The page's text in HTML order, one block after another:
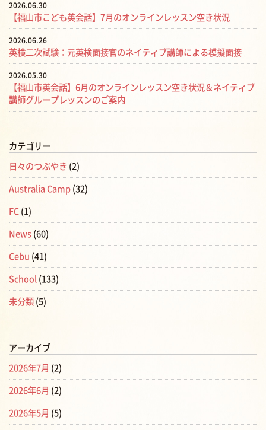
2026.06.30
【福山市こども英会話】7月のオンラインレッスン空き状況
2026.06.26
英検二次試験：元英検面接官のネイティブ講師による模擬面接
2026.05.30
【福山市英会話】6月のオンラインレッスン空き状況＆ネイティブ
講師グループレッスンのご案内
カテゴリー
日々のつぶやき (2)
Australia Camp (32)
FC (1)
News (60)
Cebu (41)
School (133)
未分類 (5)
アーカイブ
2026年7月 (2)
2026年6月 (2)
2026年5月 (5)